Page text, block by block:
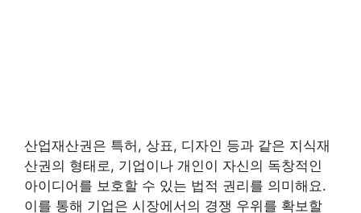
산업재산권은 특허, 상표, 디자인 등과 같은 지식재
산권의 형태로, 기업이나 개인이 자신의 독창적인
아이디어를 보호할 수 있는 법적 권리를 의미해요.
이를 통해 기업은 시장에서의 경쟁 우위를 확보할